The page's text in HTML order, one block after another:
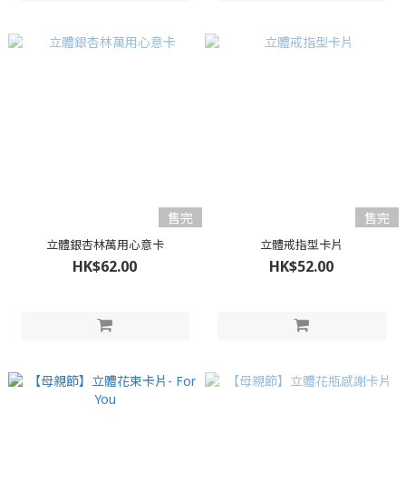
售完
立體銀杏林萬用心意卡
HK$62.00
售完
立體戒指型卡片
HK$52.00